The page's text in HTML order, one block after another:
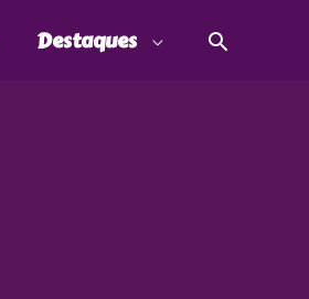
Destaques